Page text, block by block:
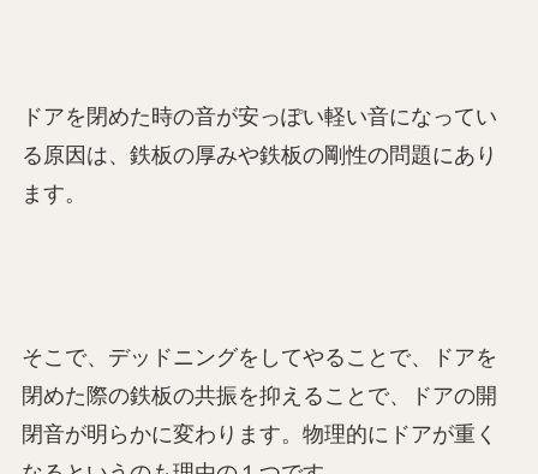
ドアを閉めた時の音が安っぽい軽い音になってい
る原因は、鉄板の厚みや鉄板の剛性の問題にあり
ます。
そこで、デッドニングをしてやることで、ドアを
閉めた際の鉄板の共振を抑えることで、ドアの開
閉音が明らかに変わります。物理的にドアが重く